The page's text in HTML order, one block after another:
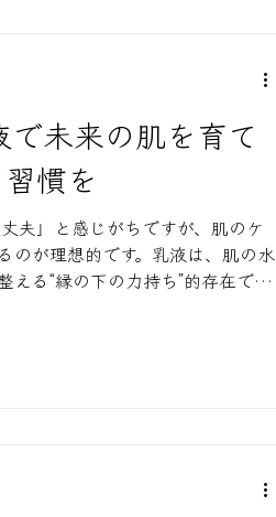
で未来の肌を育て
慣を
夫」と感じがちですが、肌のケ
のが理想的です。乳液は、肌の水
える“縁の下の力持ち”的存在で